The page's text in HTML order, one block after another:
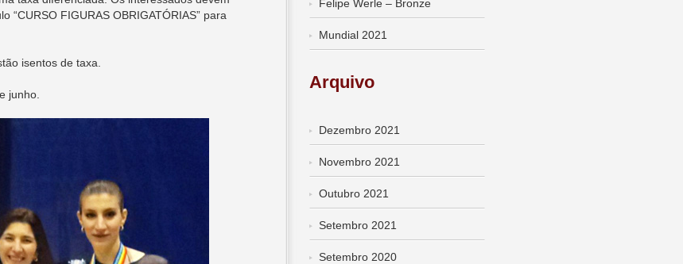
“CURSO FIGURAS OBRIGATÓRIAS” para
isentos de taxa.
junho.
Felipe Werle – Bronze
Mundial 2021
Arquivo
Dezembro 2021
Novembro 2021
Outubro 2021
Setembro 2021
Setembro 2020